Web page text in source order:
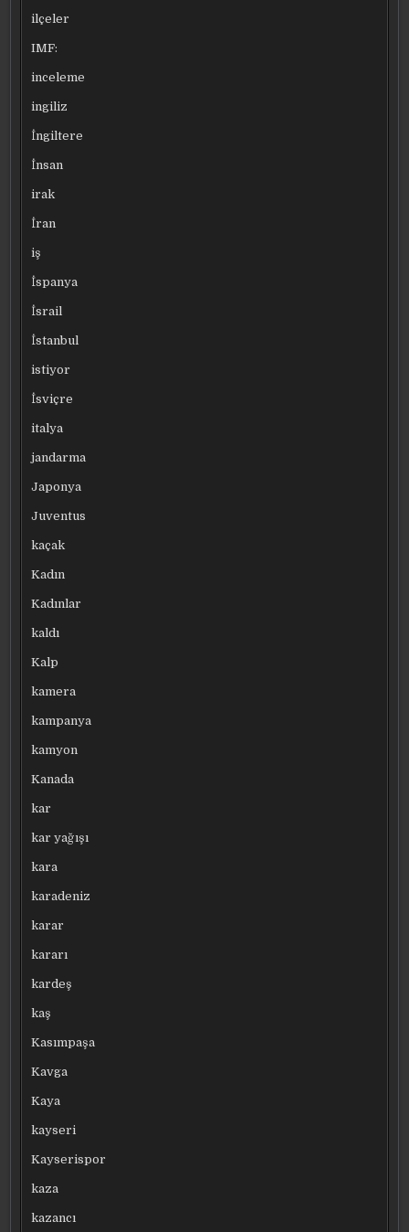
ilçeler
IMF:
inceleme
ingiliz
İngiltere
İnsan
irak
İran
iş
İspanya
İsrail
İstanbul
istiyor
İsviçre
italya
jandarma
Japonya
Juventus
kaçak
Kadın
Kadınlar
kaldı
Kalp
kamera
kampanya
kamyon
Kanada
kar
kar yağışı
kara
karadeniz
karar
kararı
kardeş
kaş
Kasımpaşa
Kavga
Kaya
kayseri
Kayserispor
kaza
kazancı